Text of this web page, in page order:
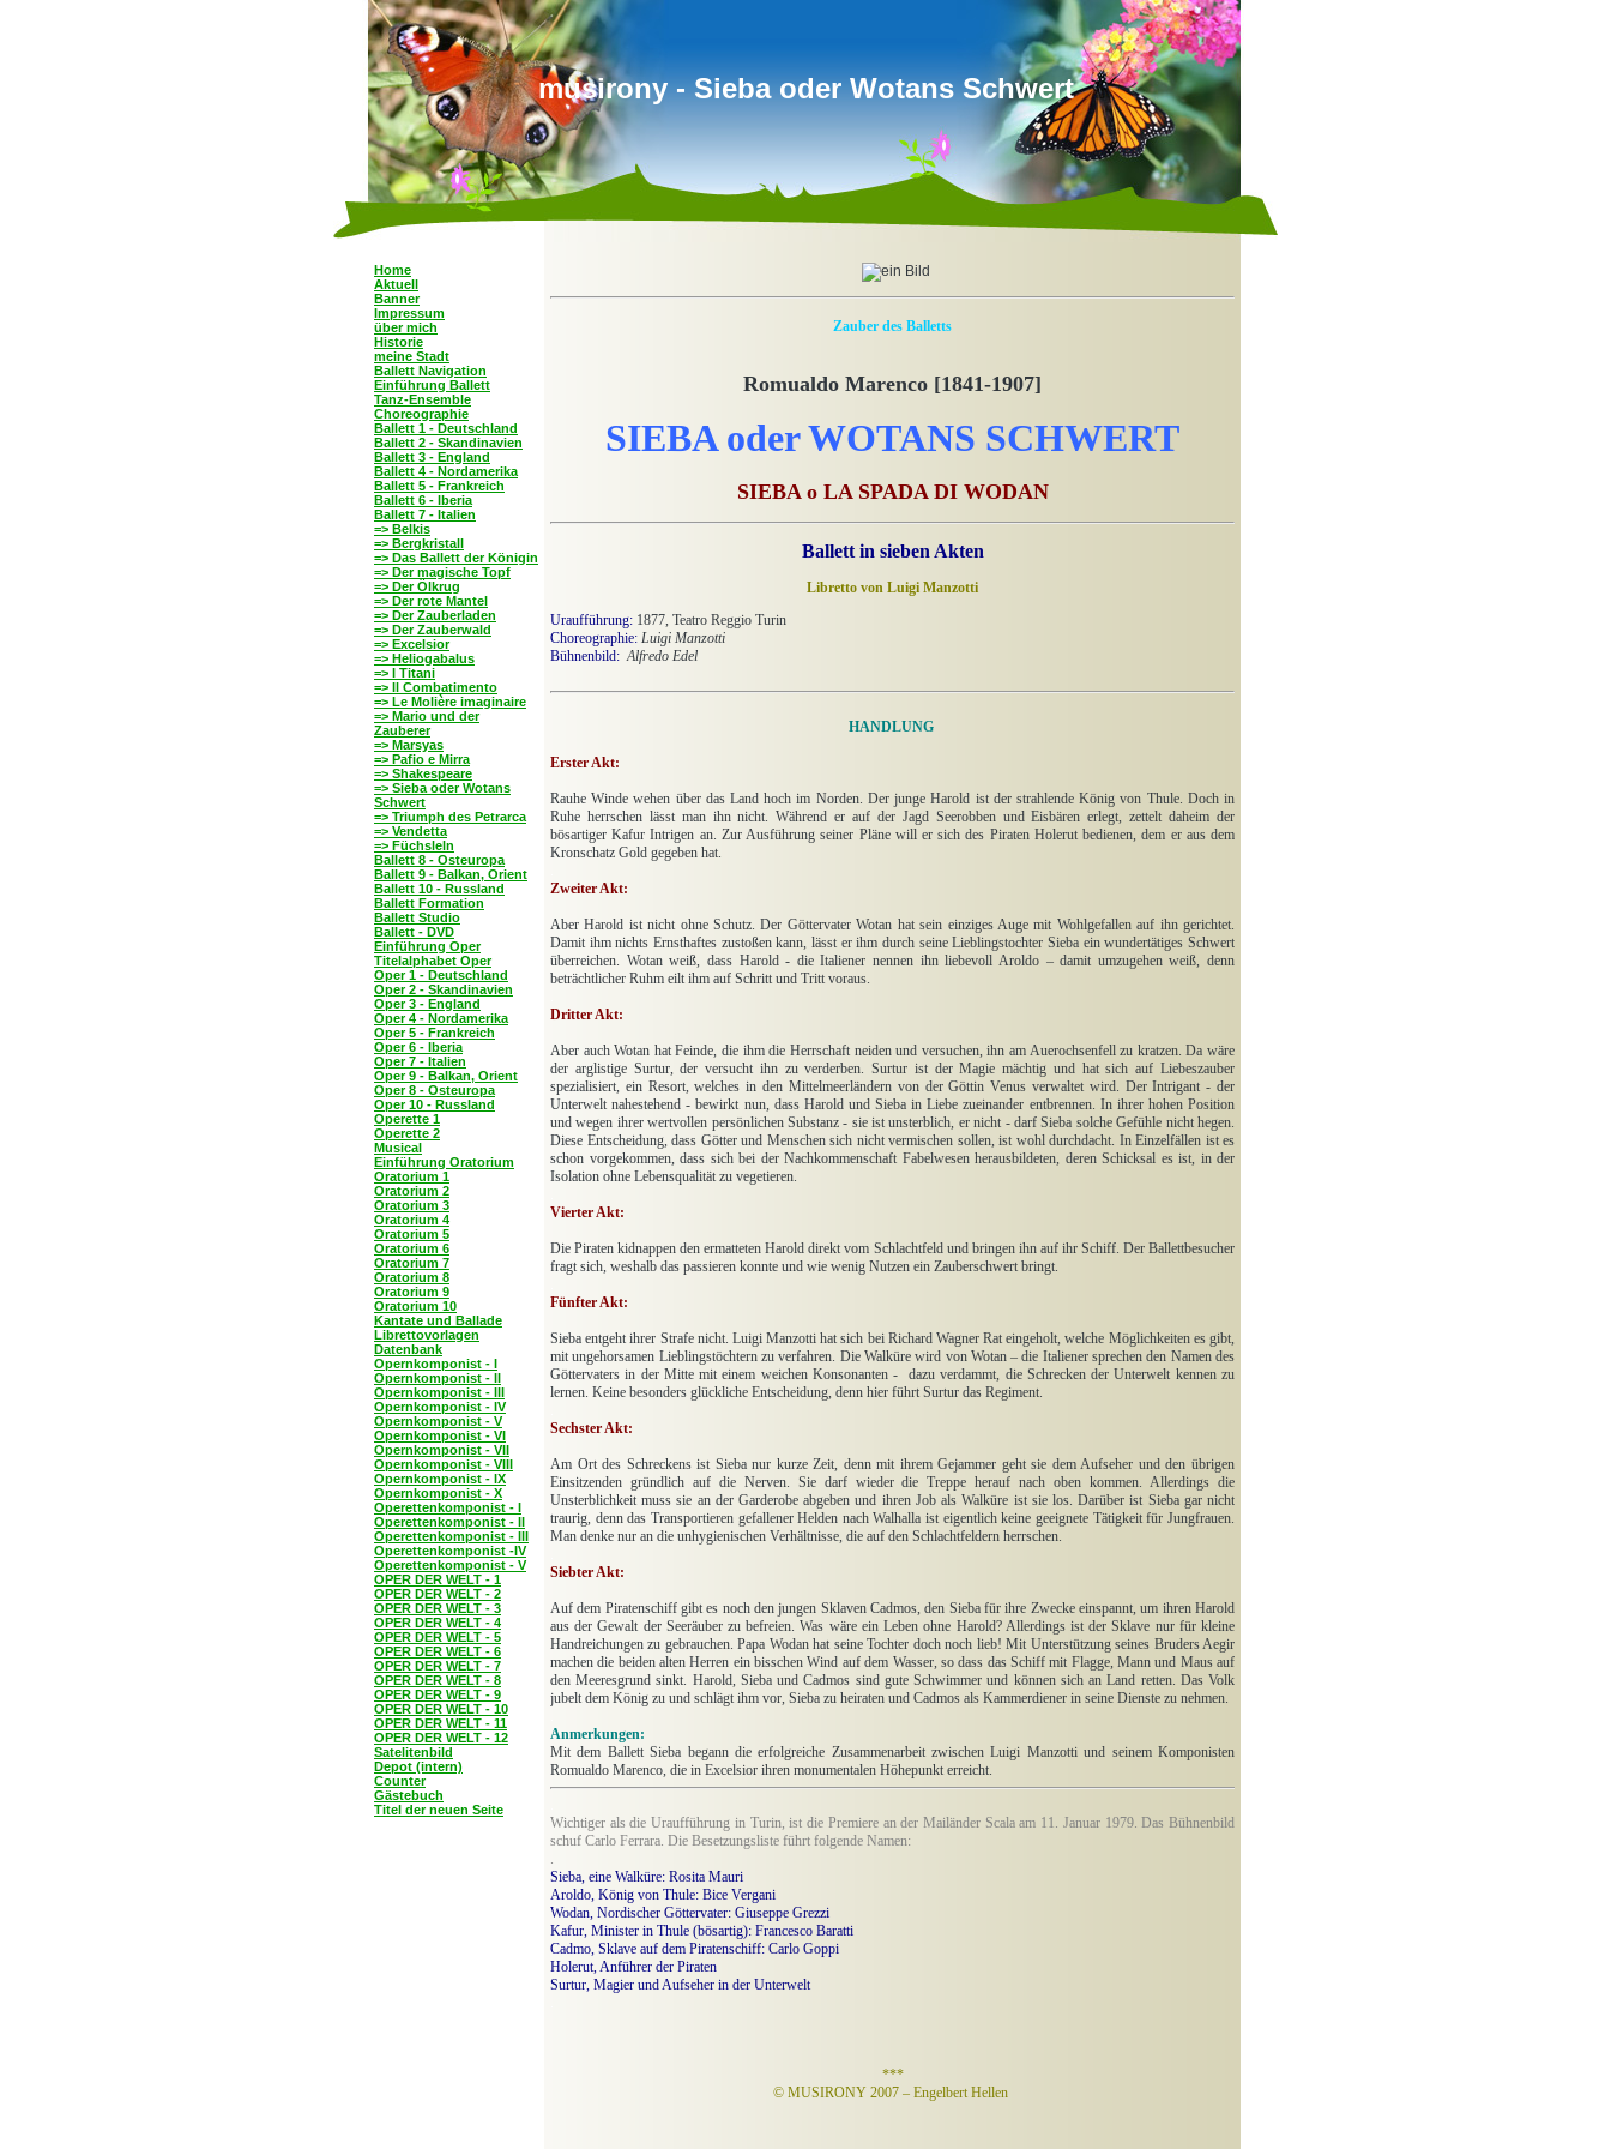
musirony - Sieba oder Wotans Schwert
Home
Aktuell
Banner
Impressum
über mich
Historie
meine Stadt
Ballett Navigation
Einführung Ballett
Tanz-Ensemble
Choreographie
Ballett 1 - Deutschland
Ballett 2 - Skandinavien
Ballett 3 - England
Ballett 4 - Nordamerika
Ballett 5 - Frankreich
Ballett 6 - Iberia
Ballett 7 - Italien
=> Belkis
=> Bergkristall
=> Das Ballett der Königin
=> Der magische Topf
=> Der Ölkrug
=> Der rote Mantel
=> Der Zauberladen
=> Der Zauberwald
=> Excelsior
=> Heliogabalus
=> I Titani
=> Il Combatimento
=> Le Molière imaginaire
=> Mario und der
Zauberer
=> Marsyas
=> Pafio e Mirra
=> Shakespeare
=> Sieba oder Wotans
Schwert
=> Triumph des Petrarca
=> Vendetta
=> Füchsleln
Ballett 8 - Osteuropa
Ballett 9 - Balkan, Orient
Ballett 10 - Russland
Ballett Formation
Ballett Studio
Ballett - DVD
Einführung Oper
Titelalphabet Oper
Oper 1 - Deutschland
Oper 2 - Skandinavien
Oper 3 - England
Oper 4 - Nordamerika
Oper 5 - Frankreich
Oper 6 - Iberia
Oper 7 - Italien
Oper 9 - Balkan, Orient
Oper 8 - Osteuropa
Oper 10 - Russland
Operette 1
Operette 2
Musical
Einführung Oratorium
Oratorium 1
Oratorium 2
Oratorium 3
Oratorium 4
Oratorium 5
Oratorium 6
Oratorium 7
Oratorium 8
Oratorium 9
Oratorium 10
Kantate und Ballade
Librettovorlagen
Datenbank
Opernkomponist - I
Opernkomponist - II
Opernkomponist - III
Opernkomponist - IV
Opernkomponist - V
Opernkomponist - VI
Opernkomponist - VII
Opernkomponist - VIII
Opernkomponist - IX
Opernkomponist - X
Operettenkomponist - I
Operettenkomponist - II
Operettenkomponist - III
Operettenkomponist -IV
Operettenkomponist - V
OPER DER WELT - 1
OPER DER WELT - 2
OPER DER WELT - 3
OPER DER WELT - 4
OPER DER WELT - 5
OPER DER WELT - 6
OPER DER WELT - 7
OPER DER WELT - 8
OPER DER WELT - 9
OPER DER WELT - 10
OPER DER WELT - 11
OPER DER WELT - 12
Satelitenbild
Depot (intern)
Counter
Gästebuch
Titel der neuen Seite
Zauber des Balletts
Romualdo Marenco [1841-1907]
SIEBA oder WOTANS SCHWERT
SIEBA o LA SPADA DI WODAN
Ballett in sieben Akten
Libretto von Luigi Manzotti
Uraufführung: 1877, Teatro Reggio Turin
Choreographie: Luigi Manzotti
Bühnenbild: Alfredo Edel
HANDLUNG
Erster Akt:
Rauhe Winde wehen über das Land hoch im Norden. Der junge Harold ist der strahlende König von Thule. Doch in
Ruhe herrschen lässt man ihn nicht. Während er auf der Jagd Seerobben und Eisbären erlegt, zettelt daheim der
bösartiger Kafur Intrigen an. Zur Ausführung seiner Pläne will er sich des Piraten Holerut bedienen, dem er aus dem
Kronschatz Gold gegeben hat.
Zweiter Akt:
Aber Harold ist nicht ohne Schutz. Der Göttervater Wotan hat sein einziges Auge mit Wohlgefallen auf ihn gerichtet.
Damit ihm nichts Ernsthaftes zustoßen kann, lässt er ihm durch seine Lieblingstochter Sieba ein wundertätiges Schwert
überreichen. Wotan weiß, dass Harold - die Italiener nennen ihn liebevoll Aroldo – damit umzugehen weiß, denn
beträchtlicher Ruhm eilt ihm auf Schritt und Tritt voraus.
Dritter Akt:
Aber auch Wotan hat Feinde, die ihm die Herrschaft neiden und versuchen, ihn am Auerochsenfell zu kratzen. Da wäre
der arglistige Surtur, der versucht ihn zu verderben. Surtur ist der Magie mächtig und hat sich auf Liebeszauber
spezialisiert, ein Resort, welches in den Mittelmeerländern von der Göttin Venus verwaltet wird. Der Intrigant - der
Unterwelt nahestehend - bewirkt nun, dass Harold und Sieba in Liebe zueinander entbrennen. In ihrer hohen Position
und wegen ihrer wertvollen persönlichen Substanz - sie ist unsterblich, er nicht - darf Sieba solche Gefühle nicht hegen.
Diese Entscheidung, dass Götter und Menschen sich nicht vermischen sollen, ist wohl durchdacht. In Einzelfällen ist es
schon vorgekommen, dass sich bei der Nachkommenschaft Fabelwesen herausbildeten, deren Schicksal es ist, in der
Isolation ohne Lebensqualität zu vegetieren.
Vierter Akt:
Die Piraten kidnappen den ermatteten Harold direkt vom Schlachtfeld und bringen ihn auf ihr Schiff. Der Ballettbesucher
fragt sich, weshalb das passieren konnte und wie wenig Nutzen ein Zauberschwert bringt.
Fünfter Akt:
Sieba entgeht ihrer Strafe nicht. Luigi Manzotti hat sich bei Richard Wagner Rat eingeholt, welche Möglichkeiten es gibt,
mit ungehorsamen Lieblingstöchtern zu verfahren. Die Walküre wird von Wotan – die Italiener sprechen den Namen des
Göttervaters in der Mitte mit einem weichen Konsonanten -
dazu verdammt, die Schrecken der Unterwelt kennen zu
lernen. Keine besonders glückliche Entscheidung, denn hier führt Surtur das Regiment.
Sechster Akt:
Am Ort des Schreckens ist Sieba nur kurze Zeit, denn mit ihrem Gejammer geht sie dem Aufseher und den übrigen
Einsitzenden gründlich auf die Nerven. Sie darf wieder die Treppe herauf nach oben kommen. Allerdings die
Unsterblichkeit muss sie an der Garderobe abgeben und ihren Job als Walküre ist sie los. Darüber ist Sieba gar nicht
traurig, denn das Transportieren gefallener Helden nach Walhalla ist eigentlich keine geeignete Tätigkeit für Jungfrauen.
Man denke nur an die unhygienischen Verhältnisse, die auf den Schlachtfeldern herrschen.
Siebter Akt:
Auf dem Piratenschiff gibt es noch den jungen Sklaven Cadmos, den Sieba für ihre Zwecke einspannt, um ihren Harold
aus der Gewalt der Seeräuber zu befreien. Was wäre ein Leben ohne Harold? Allerdings ist der Sklave nur für kleine
Handreichungen zu gebrauchen. Papa Wodan hat seine Tochter doch noch lieb! Mit Unterstützung seines Bruders Aegir
machen die beiden alten Herren ein bisschen Wind auf dem Wasser, so dass das Schiff mit Flagge, Mann und Maus auf
den Meeresgrund sinkt. Harold, Sieba und Cadmos sind gute Schwimmer und können sich an Land retten. Das Volk
jubelt dem König zu und schlägt ihm vor, Sieba zu heiraten und Cadmos als Kammerdiener in seine Dienste zu nehmen.
Anmerkungen:
Mit dem Ballett Sieba begann die erfolgreiche Zusammenarbeit zwischen Luigi Manzotti und seinem Komponisten
Romualdo Marenco, die in Excelsior ihren monumentalen Höhepunkt erreicht.
Wichtiger als die Uraufführung in Turin, ist die Premiere an der Mailänder Scala am 11. Januar 1979. Das Bühnenbild
schuf Carlo Ferrara. Die Besetzungsliste führt folgende Namen:
.
Sieba, eine Walküre: Rosita Mauri
Aroldo, König von Thule: Bice Vergani
Wodan, Nordischer Göttervater: Giuseppe Grezzi
Kafur, Minister in Thule (bösartig): Francesco Baratti
Cadmo, Sklave auf dem Piratenschiff: Carlo Goppi
Holerut, Anführer der Piraten
Surtur, Magier und Aufseher in der Unterwelt
***
© MUSIRONY 2007 – Engelbert Hellen